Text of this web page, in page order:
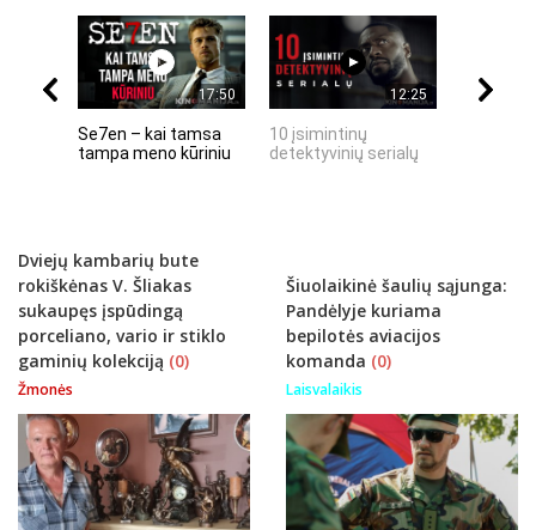
17:50
Se7en – kai tamsa
tampa meno kūriniu
12:25
10 įsimintinų
detektyvinių serialų
Dviejų kambarių bute
rokiškėnas V. Šliakas
sukaupęs įspūdingą
porceliano, vario ir stiklo
gaminių kolekciją (0)
Žmonės
Šiuolaikinė šaulių sąjunga:
Pandėlyje kuriama
bepilotės aviacijos
komanda (0)
Laisvalaikis